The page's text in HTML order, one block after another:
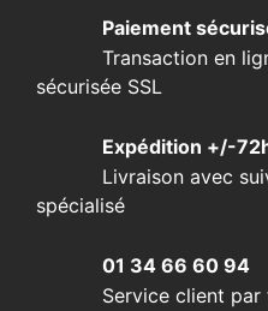
Paiement
Transaction en
sécurisée SSL
Expédition +/-
Livraison avec
spécialisé
01 34 66 60 94
Service client par